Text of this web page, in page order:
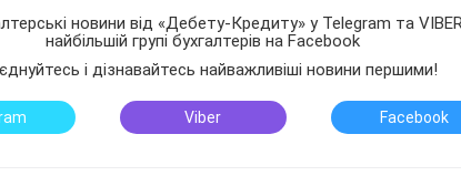
новини від «Дебету-Кредиту» у Telegram та
найбільшій групі бухгалтерів на Facebook
і дізнавайтесь найважливіші новини першими!
Viber Facebook